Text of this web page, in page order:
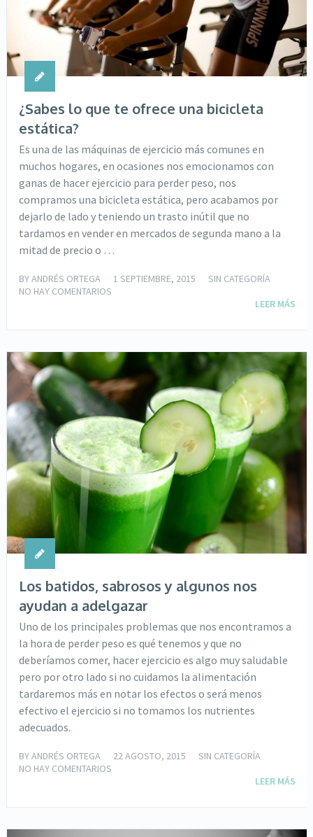
¿Sabes lo que te ofrece una bicicleta
estática?
Es una de las máquinas de ejercicio más comunes en
muchos hogares, en ocasiones nos emocionamos con
ganas de hacer ejercicio para perder peso, nos
compramos una bicicleta estática, pero acabamos por
dejarlo de lado y teniendo un trasto inútil que no
tardamos en vender en mercados de segunda mano a la
mitad de precio o …
BYANDRÉS ORTEGA 1 SEPTIEMBRE, 2015
SIN CATEGORÍA
NO HAY COMENTARIOS
LEER MÁS
Los batidos, sabrosos y algunos nos
ayudan a adelgazar
Uno de los principales problemas que nos encontramos a
la hora de perder peso es qué tenemos y que no
deberíamos comer, hacer ejercicio es algo muy saludable
pero por otro lado si no cuidamos la alimentación
tardaremos más en notar los efectos o será menos
efectivo el ejercicio si no tomamos los nutrientes
adecuados.
BYANDRÉS ORTEGA 22 AGOSTO, 2015
SIN CATEGORÍA
NO HAY COMENTARIOS
LEER MÁS